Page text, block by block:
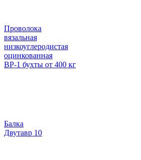
Проволока
вязальная
низкоуглеродистая
оцинкованная
ВР-1 бухты от 400 кг
Балка
Двутавр 10